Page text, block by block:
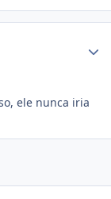
ele nunca iria